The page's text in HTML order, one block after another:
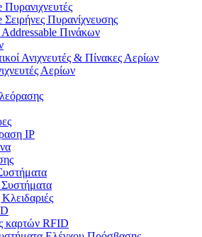
Πυρανιχνευτές
Σειρήνες Πυρανίχνευσης
Addressable Πινάκων
Ανιχνευτές & Πίνακες Αερίων
Αερίων
ΙΡ
Συστήματα
καρτών RFID